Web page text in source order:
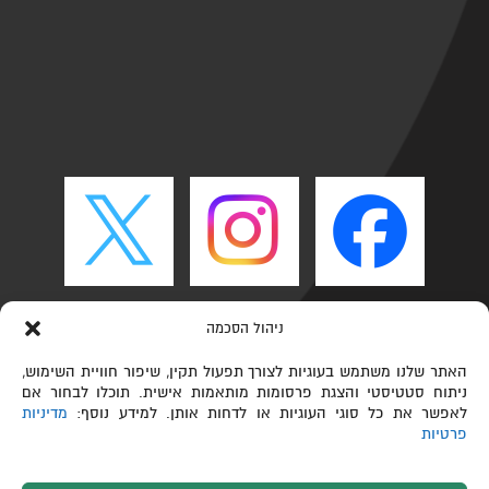
ניהול הסכמה
האתר שלנו משתמש בעוגיות לצורך תפעול תקין, שיפור חוויית השימוש,
ניתוח סטטיסטי והצגת פרסומות מותאמות אישית. תוכלו לבחור אם
לאפשר את כל סוגי העוגיות או לדחות אותן. למידע נוסף: מדיניות
פרטיות